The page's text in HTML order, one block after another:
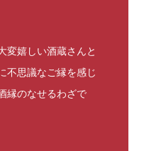
変嬉しい酒蔵さんと
不思議なご縁を感じ
縁のなせるわざで